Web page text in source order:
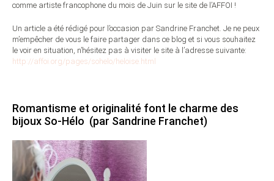
comme artiste francophone du mois de Juin sur le site de l’AFFOI !
Un article a été rédigé pour l’occasion par Sandrine Franchet. Je ne peux
m’empêcher de vous le faire partager dans ce blog et si vous souhaitez
le voir en situation, n’hésitez pas à visiter le site à l’adresse suivante:
http://affoi.org/pages/sohelo/heloise.html
Romantisme et originalité font le charme des
bijoux So-Hélo (par Sandrine Franchet)